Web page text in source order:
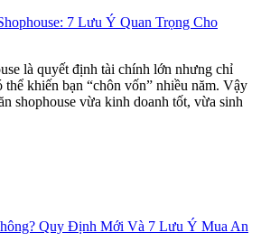
7 Lưu Ý Quan Trọng Cho
là quyết định tài chính lớn nhưng chỉ
thể khiến bạn “chôn vốn” nhiều năm. Vậy
shophouse vừa kinh doanh tốt, vừa sinh
Quy Định Mới Và 7 Lưu Ý Mua An